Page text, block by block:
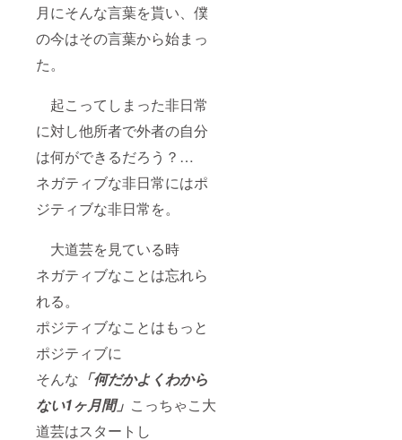
月にそんな言葉を貰い、僕
の今はその言葉から始まっ
た。
起こってしまった非日常
に対し他所者で外者の自分
は何ができるだろう？…
ネガティブな非日常にはポ
ジティブな非日常を。
大道芸を見ている時
ネガティブなことは忘れら
れる。
ポジティブなことはもっと
ポジティブに
そんな 「何だかよくわから
ない1ヶ月間」 こっちゃこ大
道芸はスタートし